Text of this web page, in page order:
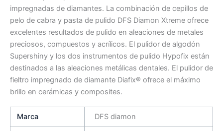
impregnadas de diamantes. La combinación de cepillos de
pelo de cabra y pasta de pulido DFS Diamon Xtreme ofrece
excelentes resultados de pulido en aleaciones de metales
preciosos, compuestos y acrílicos. El pulidor de algodón
Supershiny y los dos instrumentos de pulido Hypofix están
destinados a las aleaciones metálicas dentales. El pulidor de
fieltro impregnado de diamante Diafix® ofrece el máximo
brillo en cerámicas y composites.
Marca DFS diamon